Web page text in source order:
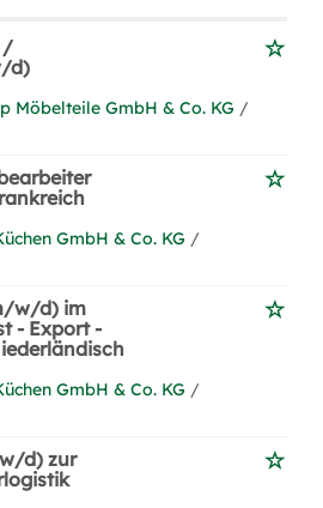
/
d)
Möbelteile GmbH & Co. KG /
GmbH & Co. KG /
w/d) im
- Export -
GmbH & Co. KG /
d) zur